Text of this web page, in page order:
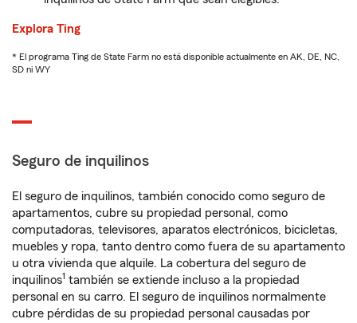
Explora Ting
* El programa Ting de State Farm no está disponible actualmente en AK, DE, NC,
SD ni WY
Seguro de inquilinos
El seguro de inquilinos, también conocido como seguro de
apartamentos, cubre su propiedad personal, como
computadoras, televisores, aparatos electrónicos, bicicletas,
muebles y ropa, tanto dentro como fuera de su apartamento
u otra vivienda que alquile. La cobertura del seguro de
inquilinos1 también se extiende incluso a la propiedad
personal en su carro. El seguro de inquilinos normalmente
cubre pérdidas de su propiedad personal causadas por